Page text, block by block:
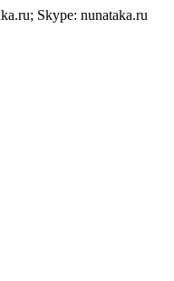
Skype: nunataka.ru